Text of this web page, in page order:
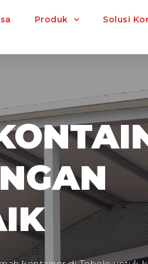
Produk Solusi